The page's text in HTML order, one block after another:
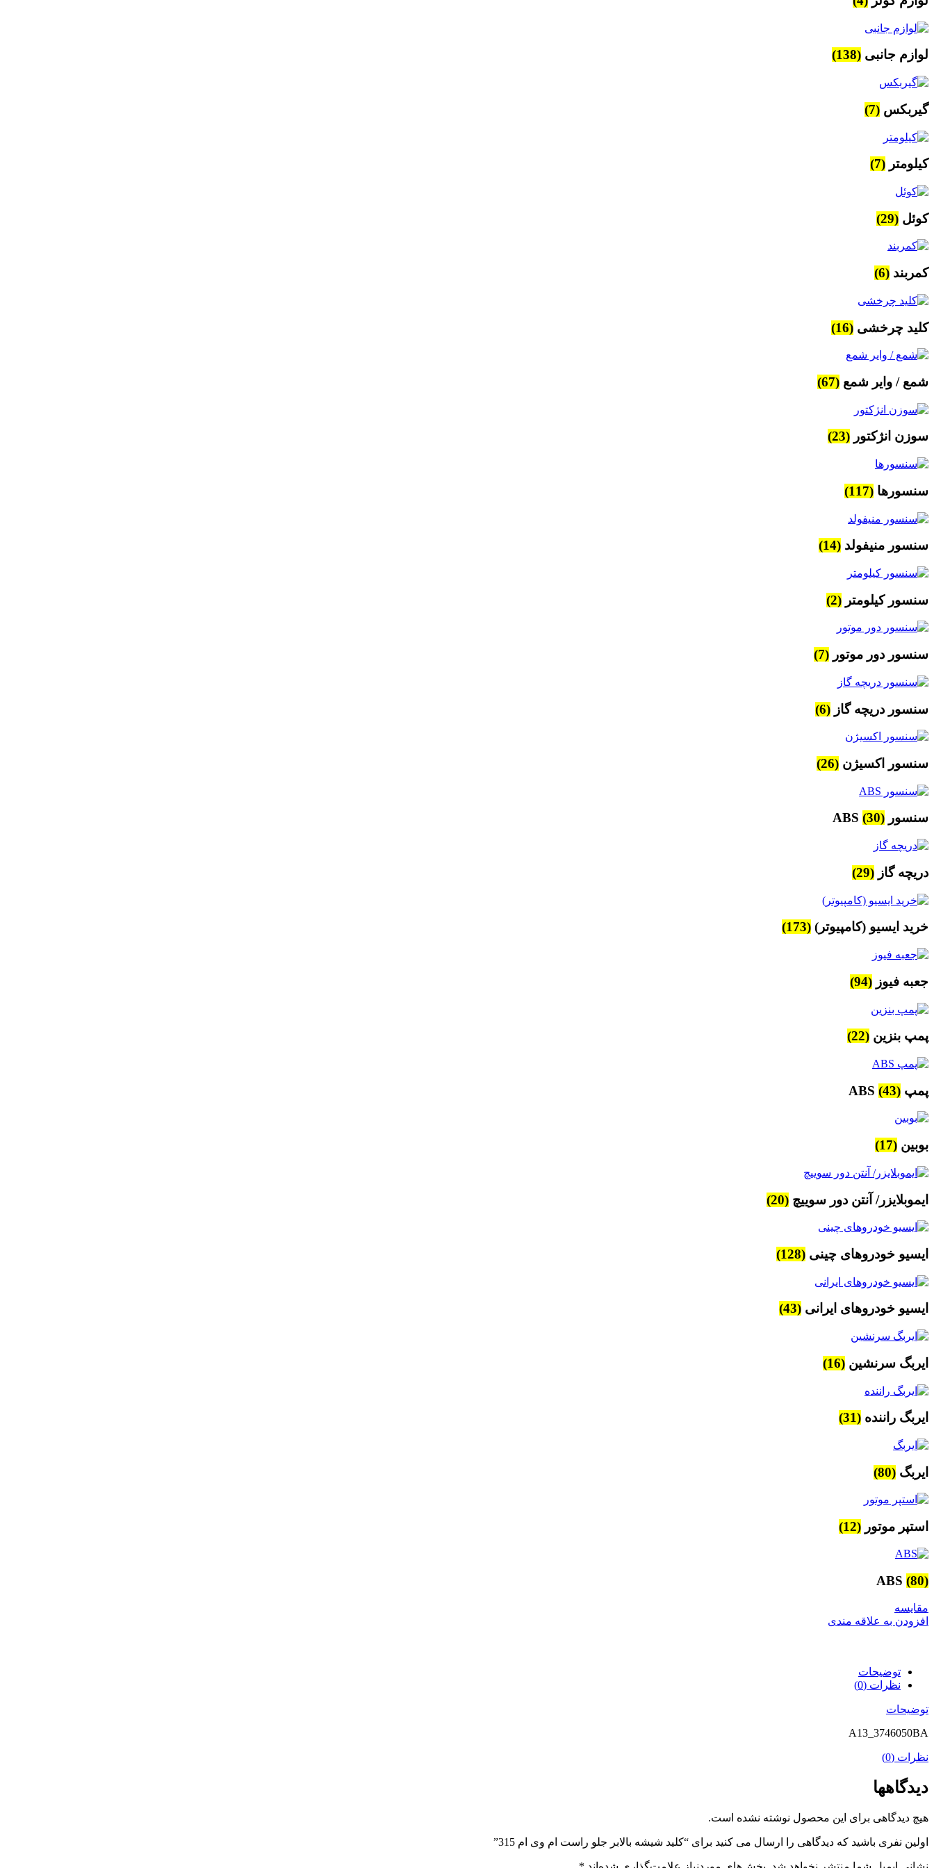
لوازم جانبی (138)
گیربکس (7)
کیلومتر (7)
کوئل (29)
کمربند (6)
کلید چرخشی (16)
شمع / وایر شمع (67)
سوزن انژکتور (23)
سنسورها (117)
سنسور منیفولد (14)
سنسور کیلومتر (2)
سنسور دور موتور (7)
سنسور دریچه گاز (6)
سنسور اکسیژن (26)
سنسور ABS (30)
دریچه گاز (29)
خرید ایسیو (کامپیوتر) (173)
جعبه فیوز (94)
پمپ بنزین (22)
پمپ ABS (43)
بوبین (17)
ایموبلایزر/ آنتن دور سوییچ (20)
ایسیو خودروهای چینی (128)
ایسیو خودروهای ایرانی (43)
ایربگ سرنشین (16)
ایربگ راننده (31)
ایربگ (80)
استپر موتور (12)
ABS (80)
مقایسه
افزودن به علاقه مندی
توضیحات
نظرات (0)
توضیحات
A13_3746050BA
نظرات (0)
دیدگاهها
هیچ دیدگاهی برای این محصول نوشته نشده است.
اولین نفری باشید که دیدگاهی را ارسال می کنید برای “کلید شیشه بالابر جلو راست ام وی ام 315”